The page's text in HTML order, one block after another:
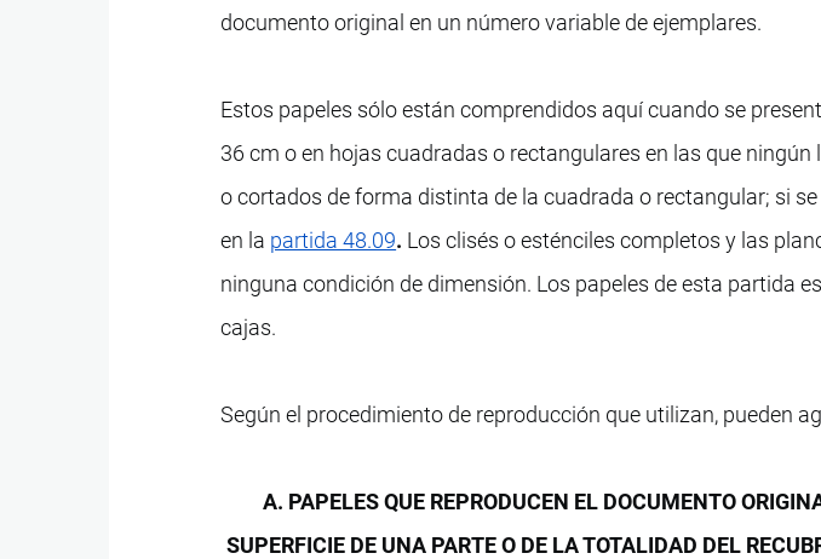
documento original en un número variable de ejemplares.
Estos papeles sólo están comprendidos aquí cuando se
36 cm o en hojas cuadradas o rectangulares en las que ningún
o cortados de forma distinta de la cuadrada o rectangular; si
en la partida 48.09. Los clisés o esténciles completos y las
ninguna condición de dimensión. Los papeles de esta partida
cajas.
Según el procedimiento de reproducción que utilizan, pueden
A. PAPELES QUE REPRODUCEN EL DOCUMENTO
SUPERFICIE DE UNA PARTE O DE LA TOTALIDAD DEL